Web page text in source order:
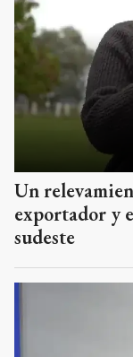
Un
exportador y
sudeste